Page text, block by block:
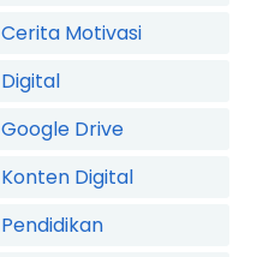
Cerita Motivasi
Digital
Google Drive
Konten Digital
Pendidikan